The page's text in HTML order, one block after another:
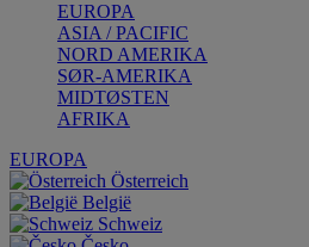
EUROPA
ASIA / PACIFIC
NORD AMERIKA
SØR-AMERIKA
MIDTØSTEN
AFRIKA
EUROPA
Österreich
België
Schweiz